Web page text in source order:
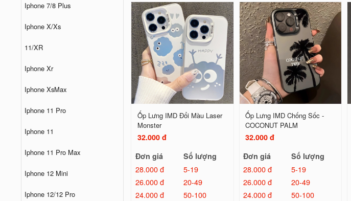
Iphone 7/8 Plus
Iphone X/Xs
11/XR
Iphone Xr
Iphone XsMax
Iphone 11 Pro
Iphone 11
Iphone 11 Pro Max
Iphone 12 Mini
Iphone 12/12 Pro
Ốp Lưng IMD Đổi Màu Laser
Monster
32.000 đ
Đơn giá
Số lượng
28.000 đ
5-19
26.000 đ
20-49
24.000 đ
50-100
Ốp Lưng IMD Chống Sốc -
COCONUT PALM
32.000 đ
Đơn giá
Số lượng
28.000 đ
5-19
26.000 đ
20-49
24.000 đ
50-100